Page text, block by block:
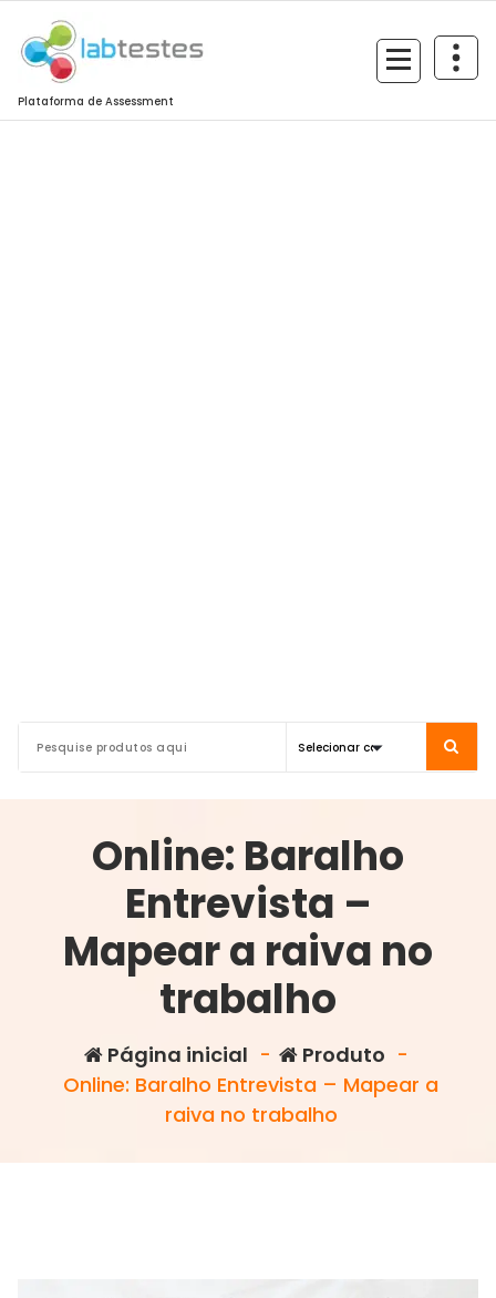
Plataforma de Assessment
Online: Baralho
Entrevista –
Mapear a raiva no
trabalho
Página inicial - Produto -
Online: Baralho Entrevista – Mapear a
raiva no trabalho